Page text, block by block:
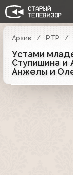
Архив РТР
Устами
Ступишина и
Анжелы и